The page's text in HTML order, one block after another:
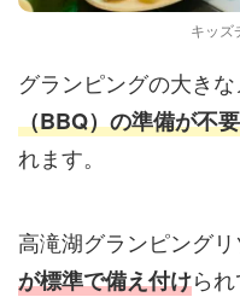
キッズ
グランピングの大き
（BBQ）の準備が不
れます。
高滝湖グランピング
が標準で備え付けら